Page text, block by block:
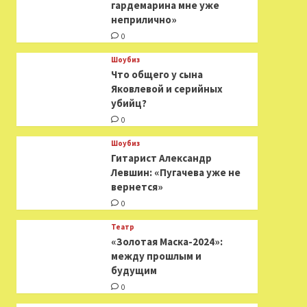
гардемарина мне уже
неприлично»
0
Шоубиз
Что общего у сына
Яковлевой и серийных
убийц?
0
Шоубиз
Гитарист Александр
Левшин: «Пугачева уже не
вернется»
0
Театр
«Золотая Маска-2024»:
между прошлым и
будущим
0